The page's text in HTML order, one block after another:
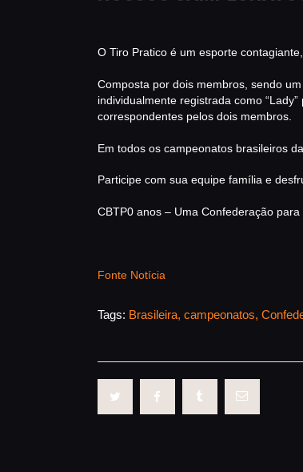
O Tiro Pratico é um esporte
Composta por dois membros, sendo
individualmente registrada como
correspondentes pelos dois membros.
Em todos os campeonatos brasileiros
Participe com sua equipe família e
CBTP0 anos – Uma Confederação para
Fonte Notícia
Tags: Brasileira, campeonatos,